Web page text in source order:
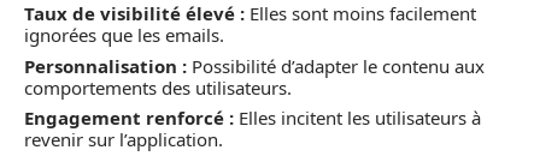
Taux de visibilité élevé : Elles sont moins facilement
ignorées que les emails.
Personnalisation : Possibilité d’adapter le contenu aux
comportements des utilisateurs.
Engagement renforcé : Elles incitent les utilisateurs à
revenir sur l’application.